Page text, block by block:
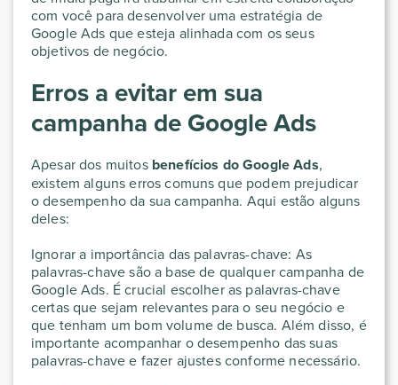
com você para desenvolver uma estratégia de
Google Ads que esteja alinhada com os seus
objetivos de negócio.
Erros a evitar em sua
campanha de Google Ads
Apesar dos muitos benefícios do Google Ads,
existem alguns erros comuns que podem prejudicar
o desempenho da sua campanha. Aqui estão alguns
deles:
Ignorar a importância das palavras-chave: As
palavras-chave são a base de qualquer campanha de
Google Ads. É crucial escolher as palavras-chave
certas que sejam relevantes para o seu negócio e
que tenham um bom volume de busca. Além disso, é
importante acompanhar o desempenho das suas
palavras-chave e fazer ajustes conforme necessário.